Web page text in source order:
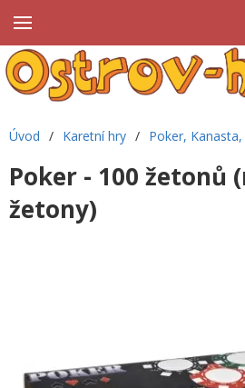
Úvod / Karetní hry / Poker,
Poker - 100 žetonů
žetony)